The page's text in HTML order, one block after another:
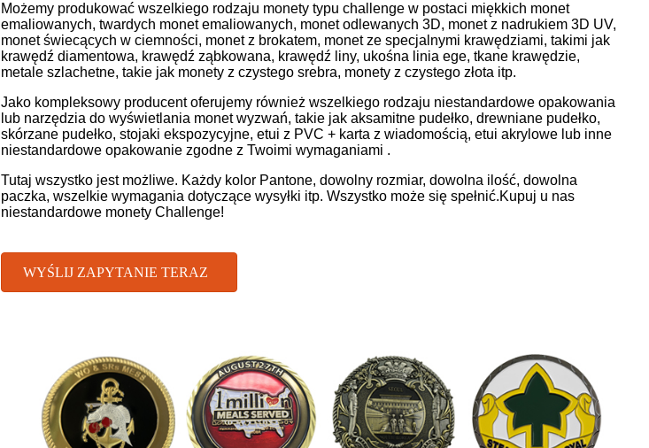
Możemy produkować wszelkiego rodzaju monety typu challenge w postaci miękkich monet
emaliowanych, twardych monet emaliowanych, monet odlewanych 3D, monet z nadrukiem 3D UV,
monet świecących w ciemności, monet z brokatem, monet ze specjalnymi krawędziami, takimi jak
krawędź diamentowa, krawędź ząbkowana, krawędź liny, ukośna linia ege, tkane krawędzie,
metale szlachetne, takie jak monety z czystego srebra, monety z czystego złota itp.
Jako kompleksowy producent oferujemy również wszelkiego rodzaju niestandardowe opakowania
lub narzędzia do wyświetlania monet wyzwań, takie jak aksamitne pudełko, drewniane pudełko,
skórzane pudełko, stojaki ekspozycyjne, etui z PVC + karta z wiadomością, etui akrylowe lub inne
niestandardowe opakowanie zgodne z Twoimi wymaganiami .
Tutaj wszystko jest możliwe. Każdy kolor Pantone, dowolny rozmiar, dowolna ilość, dowolna
paczka, wszelkie wymagania dotyczące wysyłki itp. Wszystko może się spełnić.Kupuj u nas
niestandardowe monety Challenge!
WYŚLIJ ZAPYTANIE TERAZ